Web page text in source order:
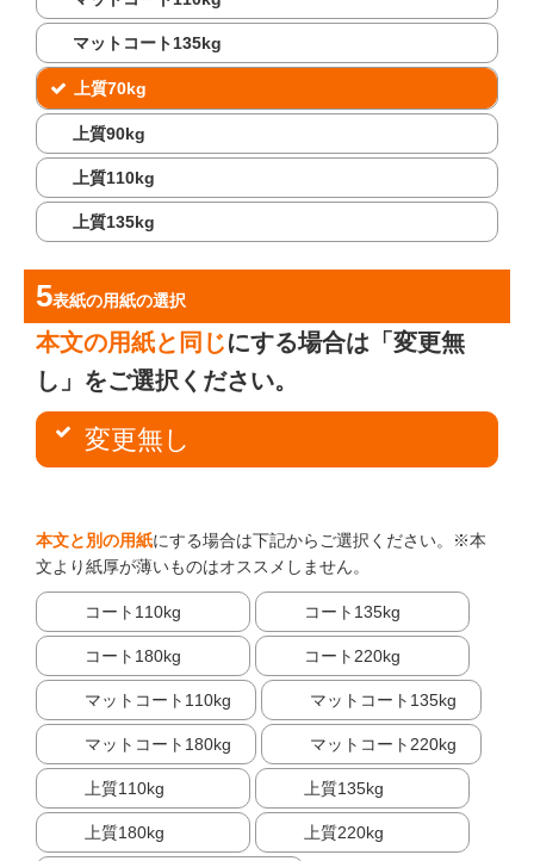
マットコート135kg
上質70kg
上質90kg
上質110kg
上質135kg
表紙の用紙の選択
本文の用紙と同じにする場合は「変更無
し」をご選択ください。
変更無し
本文と別の用紙にする場合は下記からご選択ください。※本
文より紙厚が薄いものはオススメしません。
コート110kg コート135kg
コート180kg コート220kg
マットコート110kg マットコート135kg
マットコート180kg マットコート220kg
上質110kg 上質135kg
上質180kg 上質220kg